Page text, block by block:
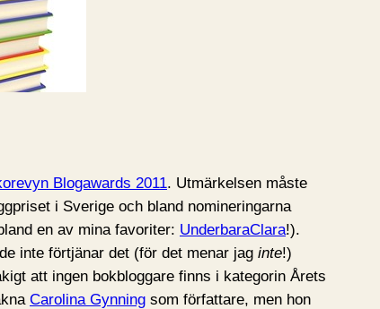
Blogawards 2011. Utmärkelsen måste
i Sverige och bland nomineringarna
en av mina favoriter: UnderbaraClara!).
inte förtjänar det (för det menar jag inte!)
att ingen bokbloggare finns i kategorin Årets
Carolina Gynning som författare, men hon